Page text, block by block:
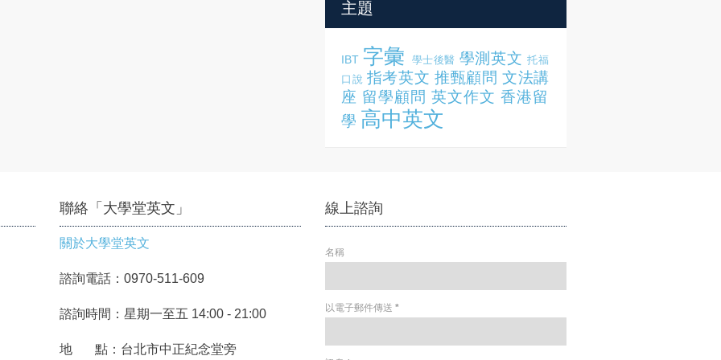
主題
IBT 字彙 學士後醫 學測英文 托福
口說 指考英文 推甄顧問 文法講
座 留學顧問 英文作文 香港留
學 高中英文
聯絡「大學堂英文」
關於大學堂英文
諮詢電話：0970-511-609
諮詢時間：星期一至五 14:00 - 21:00
地 點：台北市中正紀念堂旁
線上諮詢
名稱
以電子郵件傳送 *